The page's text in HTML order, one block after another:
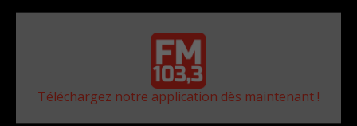
Téléchargez notre application dès maintenant !